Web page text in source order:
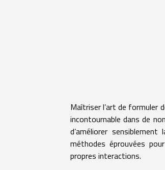
Maîtriser l’art de formuler
incontournable dans de
d’améliorer
méthodes éprouvées
propres interactions.